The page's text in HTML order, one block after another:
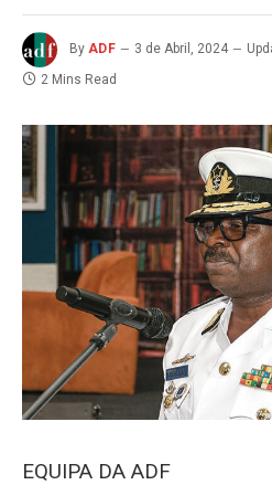
By ADF 3 de Abril, 2024
2 Mins Read
EQUIPA DA ADF